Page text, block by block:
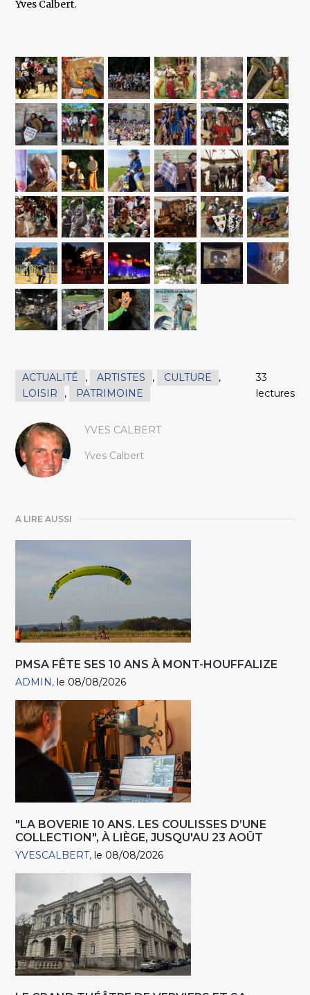
Yves Calbert.
ACTUALITÉ , ARTISTES , CULTURE
,
LOISIR
, PATRIMOINE
33
lectures
YVES CALBERT
Yves Calbert
A LIRE AUSSI
PMSA FÊTE SES 10 ANS À MONT-HOUFFALIZE
ADMIN le 08/08/2026
"LA BOVERIE 10 ANS. LES COULISSES D’UNE
COLLECTION", À LIÈGE, JUSQU'AU 23 AOÛT
YVESCALBERT le 08/08/2026